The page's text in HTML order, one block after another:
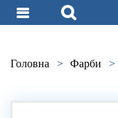
Головна > Фарби >